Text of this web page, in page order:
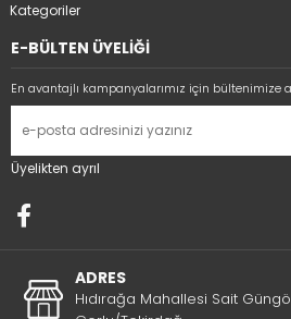
Kategoriler
E-BÜLTEN ÜYELİĞİ
En avantajlı kampanyalarımız için bültenimize
Üyelikten ayrıl
ADRES
Hıdırağa Mahallesi Sait